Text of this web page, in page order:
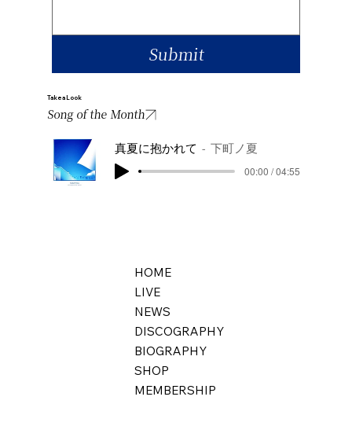
Submit
Take a Look
Song of the Month
真夏に抱かれて
下町ノ夏
00:00 / 04:55
HOME
LIVE
NEWS
DISCOGRAPHY
BIOGRAPHY
SHOP
MEMBERSHIP